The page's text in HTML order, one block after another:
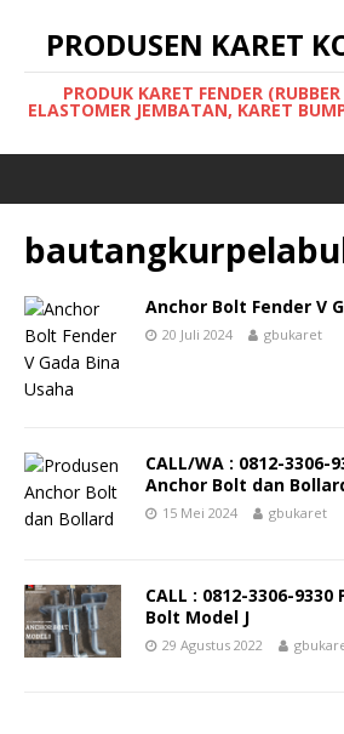
PRODUSEN KARET
PRODUK KARET FENDER
ELASTOMER JEMBATAN, KARET
Anchor Bolt Fender V
20 Juli 2024 gbukaret
CALL/WA : 0812-3306-
Anchor Bolt dan
15 Mei 2024 gbukaret
CALL : 0812-3306-
Bolt Model J
29 Agustus 2022